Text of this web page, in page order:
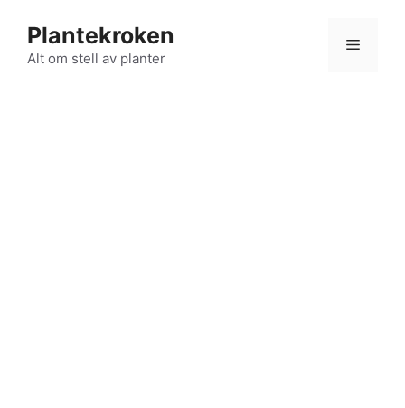
innhold
Plantekroken
Alt om stell av planter
Meny